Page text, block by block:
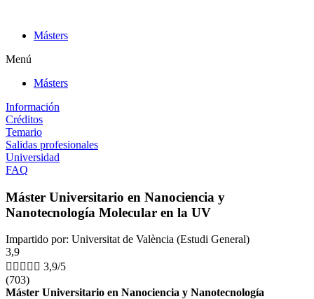
contenidoMásters
Menú
Másters
Información
Créditos
Temario
Salidas profesionales
Universidad
FAQ
Máster Universitario en Nanociencia y
Nanotecnología Molecular en la UV
Impartido por: Universitat de València (Estudi General)
3,9
     3,9/5
(703)
Máster Universitario en Nanociencia y Nanotecnología